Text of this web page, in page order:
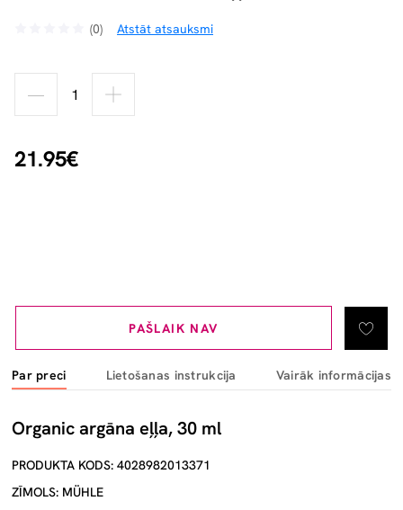
(0) Atstāt atsauksmi
21.95€
PAŠLAIK NAV
Par preci Lietošanas instrukcija Vairāk informācijas
Organic argāna eļļa, 30 ml
PRODUKTA KODS: 4028982013371
ZĪMOLS: MÜHLE